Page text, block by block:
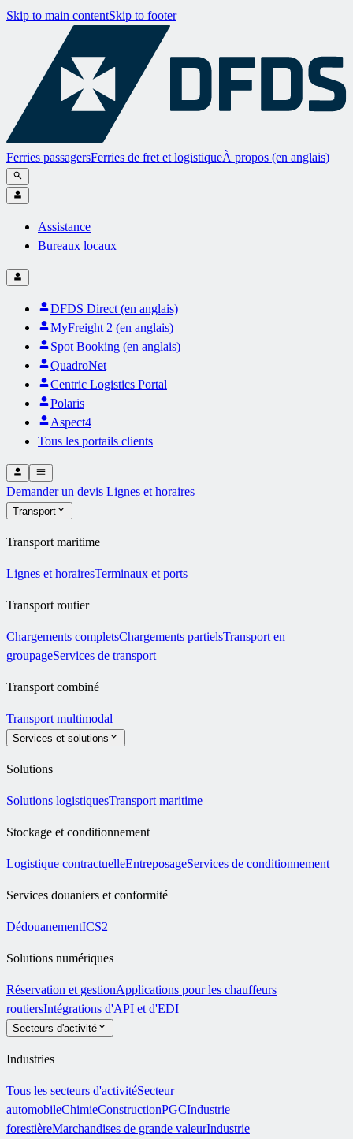
Skip to main contentSkip to footer
Ferries passagersFerries de fret et logistiqueÀ propos (en anglais)
Assistance
Bureaux locaux
DFDS Direct (en anglais)
MyFreight 2 (en anglais)
Spot Booking (en anglais)
QuadroNet
Centric Logistics Portal
Polaris
Aspect4
Tous les portails clients
Demander un devis Lignes et horaires
Transport
Transport maritime
Lignes et horairesTerminaux et ports
Transport routier
Chargements completsChargements partielsTransport en
groupageServices de transport
Transport combiné
Transport multimodal
Services et solutions
Solutions
Solutions logistiquesTransport maritime
Stockage et conditionnement
Logistique contractuelleEntreposageServices de conditionnement
Services douaniers et conformité
DédouanementICS2
Solutions numériques
Réservation et gestionApplications pour les chauffeurs
routiersIntégrations d'API et d'EDI
Secteurs d'activité
Industries
Tous les secteurs d'activitéSecteur
automobileChimieConstructionPGCIndustrie
forestièreMarchandises de grande valeurIndustrie